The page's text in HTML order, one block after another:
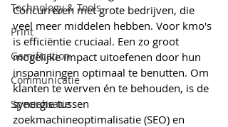
Technology & Tools
Print
Gamification
Communicatie
Specialisatie
Concurreren met grote bedrijven, die
veel meer middelen hebben. Voor kmo's
is efficiëntie cruciaal. Een zo groot
mogelijke impact uitoefenen door hun
inspanningen optimaal te benutten. Om
klanten te werven én te behouden, is de
synergie tussen
zoekmachineoptimalisatie (SEO) en